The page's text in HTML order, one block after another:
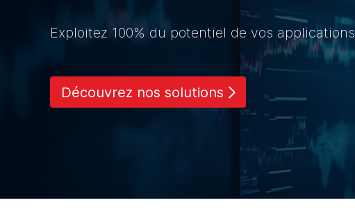
Exploitez 100% du potentiel de vos applications
Découvrez nos solutions